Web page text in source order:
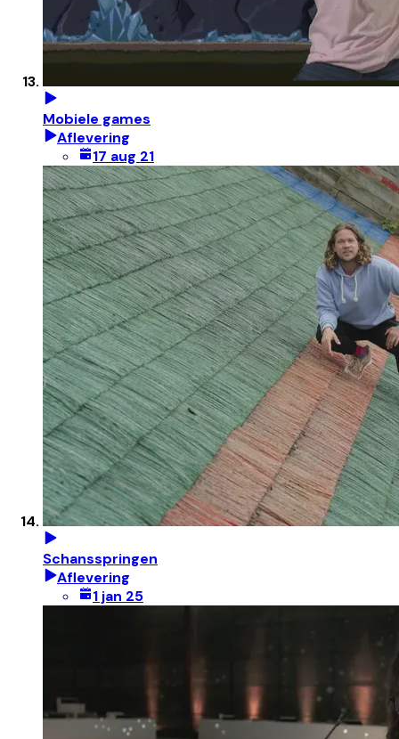
Mobiele games
Aflevering
17 aug 21
Schansspringen
Aflevering
1 jan 25